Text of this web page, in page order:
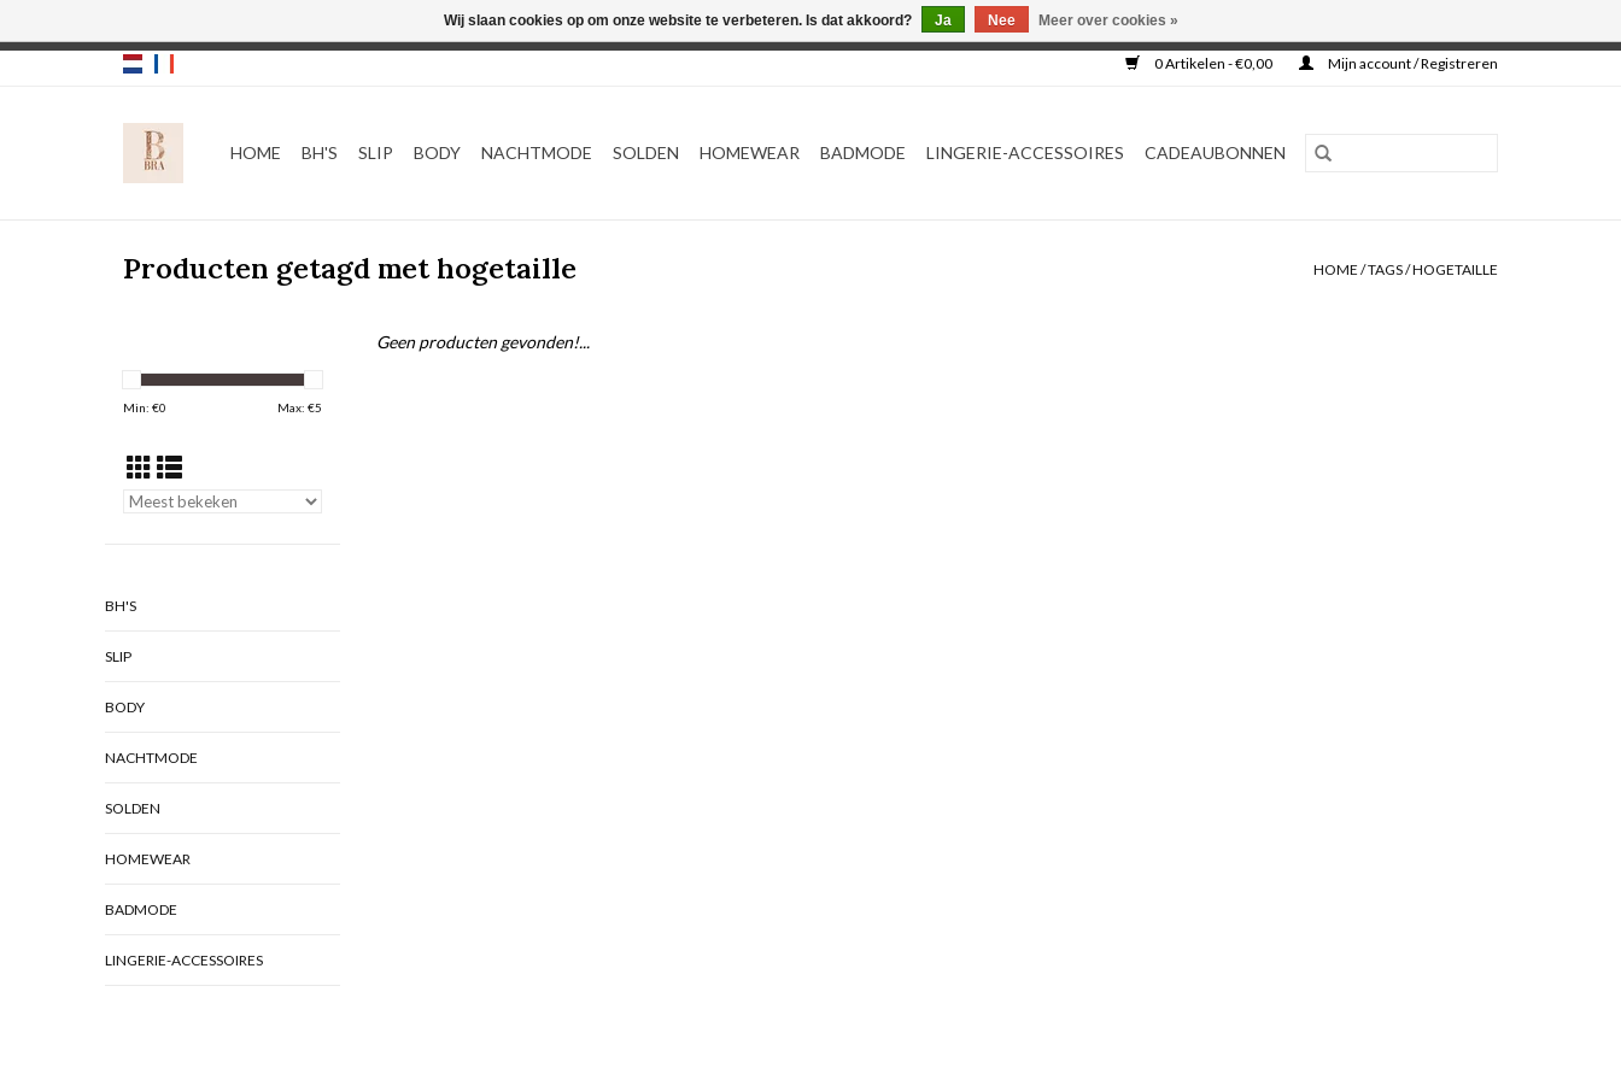
0 Artikelen - €0,00 Mijn account / Registreren
HOME BH'S SLIP BODY NACHTMODE SOLDEN HOMEWEAR BADMODE LINGERIE-ACCESSOIRES CADEAUBONNEN
Producten getagd met hogetaille HOME /TAGS/HOGETAILLE
Min: €0 Max: €5
BH'S
SLIP
BODY
NACHTMODE
SOLDEN
HOMEWEAR
BADMODE
LINGERIE-ACCESSOIRES
Geen producten gevonden!...
Wij slaan cookies op om onze website te verbeteren. Is dat akkoord? Ja Nee Meer over cookies »
Webshop werkt met EU maten. .